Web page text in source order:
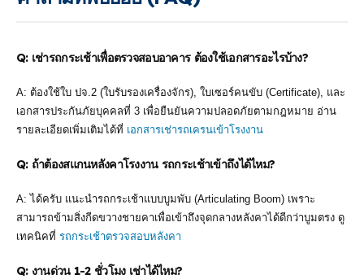
Q: เช่ารถกระเช้าเพื่อตรวจสอบอาคาร ต้องใช้เอกสารอะไรบ้าง?
A: ต้องใช้ใบ ปจ.2 (ใบรับรองเครื่องจักร), ใบเซอร์คนขับ (Certificate), และ
เอกสารประกันภัยบุคคลที่ 3 เพื่อยืนยันความปลอดภัยตามกฎหมาย อ่าน
รายละเอียดเพิ่มเติมได้ที่ เอกสารเช่ารถเครนเข้าโรงงาน
Q: ถ้าต้องสแกนหลังคาโรงงาน รถกระเช้าเข้าถึงได้ไหม?
A: ได้ครับ แนะนำรถกระเช้าแบบบูมพับ (Articulating Boom) เพราะ
สามารถข้ามสิ่งกีดขวางชายคาเพื่อเข้าถึงจุดกลางหลังคาได้ดีกว่าบูมตรง ดู
เทคนิคที่ รถกระเช้าตรวจสอบหลังคา
Q: งานด่วน 1-2 ชั่วโมง เช่าได้ไหม?